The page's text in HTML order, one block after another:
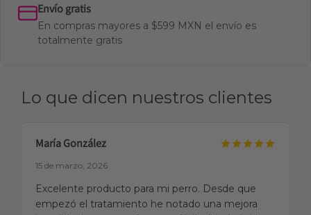
Envío gratis
En compras mayores a $599 MXN el envío es
totalmente gratis
Lo que dicen nuestros clientes
María González
15 de marzo, 2026
Excelente producto para mi perro. Desde que
empezó el tratamiento he notado una mejora